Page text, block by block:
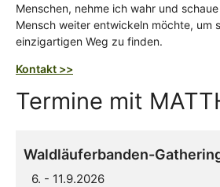
Menschen, nehme ich wahr und
Mensch weiter entwickeln möchte, um
einzigartigen Weg zu finden.
Kontakt >>
Termine mit
Waldläuferbanden-
6. - 11.9.2026